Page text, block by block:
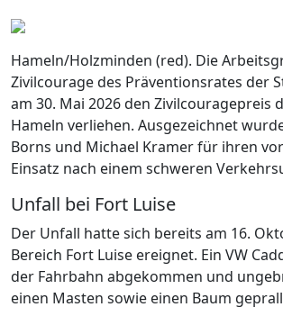
Hameln/Holzminden (red). Die
Zivilcourage des Präventionsrates der
am 30. Mai 2026 den Zivilcouragepreis
Hameln verliehen. Ausgezeichnet
Borns und Michael Kramer für ihren
Einsatz nach einem schweren
Unfall bei Fort Luise
Der Unfall hatte sich bereits am 16.
Bereich Fort Luise ereignet. Ein VW
der Fahrbahn abgekommen und
einen Masten sowie einen Baum